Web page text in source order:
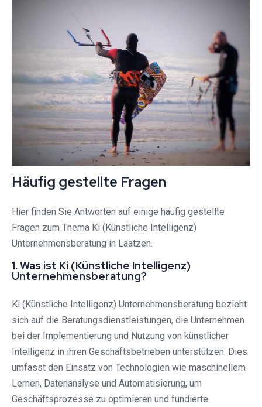
Häufig gestellte Fragen
Hier finden Sie Antworten auf einige häufig gestellte
Fragen zum Thema Ki (Künstliche Intelligenz)
Unternehmensberatung in Laatzen.
1. Was ist Ki (Künstliche Intelligenz)
Unternehmensberatung?
Ki (Künstliche Intelligenz) Unternehmensberatung bezieht
sich auf die Beratungsdienstleistungen, die Unternehmen
bei der Implementierung und Nutzung von künstlicher
Intelligenz in ihren Geschäftsbetrieben unterstützen. Dies
umfasst den Einsatz von Technologien wie maschinellem
Lernen, Datenanalyse und Automatisierung, um
Geschäftsprozesse zu optimieren und fundierte